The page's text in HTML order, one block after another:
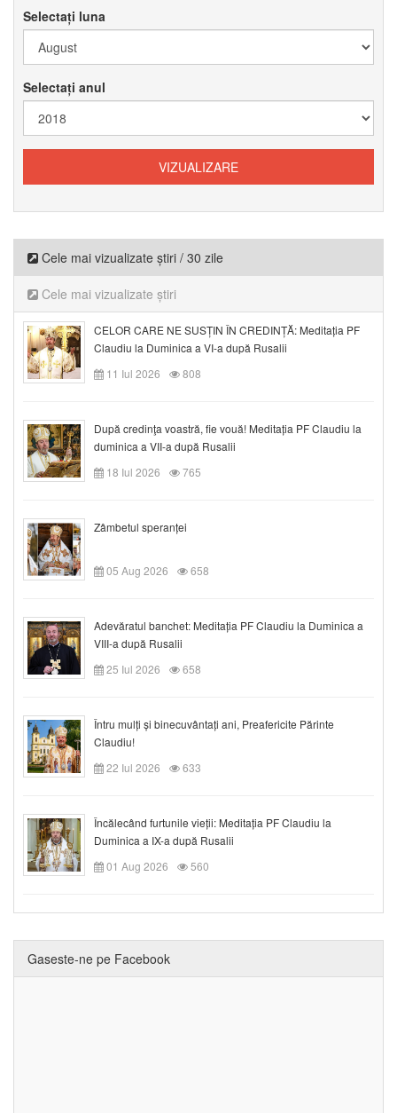
Selectați luna
Selectați anul
Cele mai vizualizate știri / 30 zile
Cele mai vizualizate știri
CELOR CARE NE SUSȚIN ÎN CREDINȚĂ: Meditația PF
Claudiu la Duminica a VI-a după Rusalii
11 Iul 2026
808
După credinţa voastră, fie vouă! Meditația PF Claudiu la
duminica a VII-a după Rusalii
18 Iul 2026
765
Zâmbetul speranței
05 Aug 2026 658
Adevăratul banchet: Meditația PF Claudiu la Duminica a
VIII-a după Rusalii
25 Iul 2026
658
Întru mulți și binecuvântați ani, Preafericite Părinte
Claudiu!
22 Iul 2026
633
Încălecând furtunile vieții: Meditația PF Claudiu la
Duminica a IX-a după Rusalii
01 Aug 2026
560
Gaseste-ne pe Facebook